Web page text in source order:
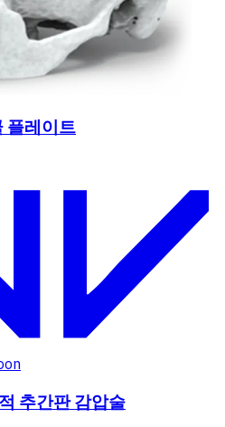
플레이트
추간판 감압술